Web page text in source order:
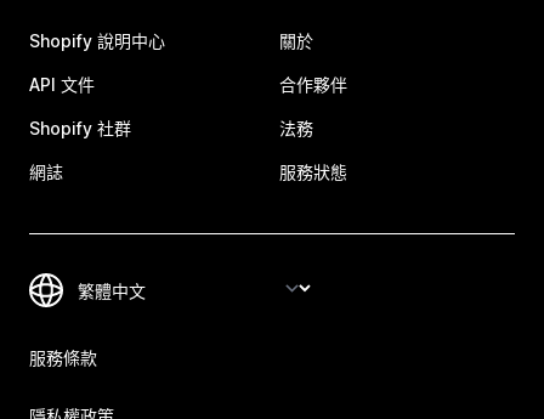
Shopify 說明中心
API 文件
Shopify 社群
網誌
關於
合作夥伴
法務
服務狀態
服務條款